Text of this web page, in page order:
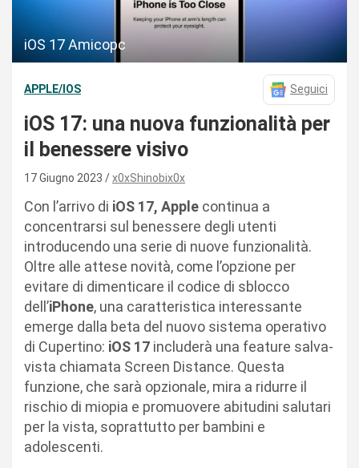
iOS 17 Amicopc
APPLE/IOS Seguici
iOS 17: una nuova funzionalità per
il benessere visivo
17 Giugno 2023 x0xShinobix0x
Con l’arrivo di iOS 17, Apple continua a
concentrarsi sul benessere degli utenti
introducendo una serie di nuove funzionalità.
Oltre alle attese novità, come l’opzione per
evitare di dimenticare il codice di sblocco
dell’iPhone, una caratteristica interessante
emerge dalla beta del nuovo sistema operativo
di Cupertino: iOS 17 includerà una feature salva-
vista chiamata Screen Distance. Questa
funzione, che sarà opzionale, mira a ridurre il
rischio di miopia e promuovere abitudini salutari
per la vista, soprattutto per bambini e
adolescenti.